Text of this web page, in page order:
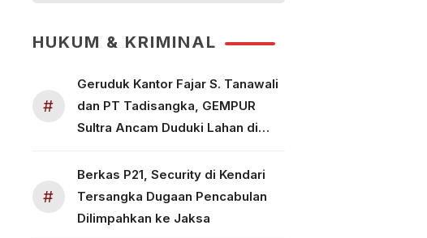
HUKUM & KRIMINAL
#
Geruduk Kantor Fajar S. Tanawali
dan PT Tadisangka, GEMPUR
Sultra Ancam Duduki Lahan di
#
Berkas P21, Security di Kendari
Tersangka Dugaan Pencabulan
Dilimpahkan ke Jaksa